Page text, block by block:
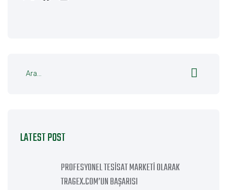
LATEST POST
PROFESYONEL TESISAT MARKETI OLARAK
TRAGEX.COM’UN BAŞARISI